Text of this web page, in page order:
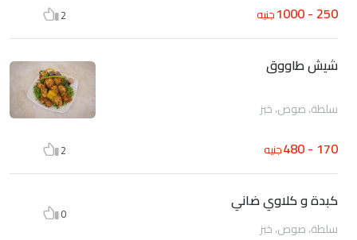
250 - 1000 جنيه 2
شيش طاووق
سلطة، صوص، خبز
170 - 480 جنيه 2
كبدة و كلاوي ضاني
سلطة، صوص، خبز
0